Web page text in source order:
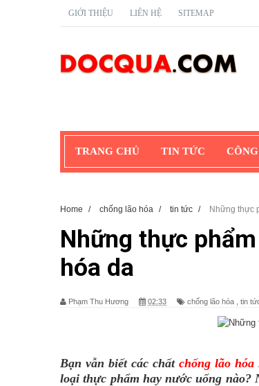
GIỚI THIỆU LIÊN HỆ SITEMAP
TRANG CHỦ TIN TỨC
Home / chống lão hóa / tin tức / Những thực
Những thực
hóa da
Phạm Thu Hương 02:33 chống lão hóa tin
Bạn vẫn biết các chất chống lão hóa
loại thực phẩm hay nước uống nào?